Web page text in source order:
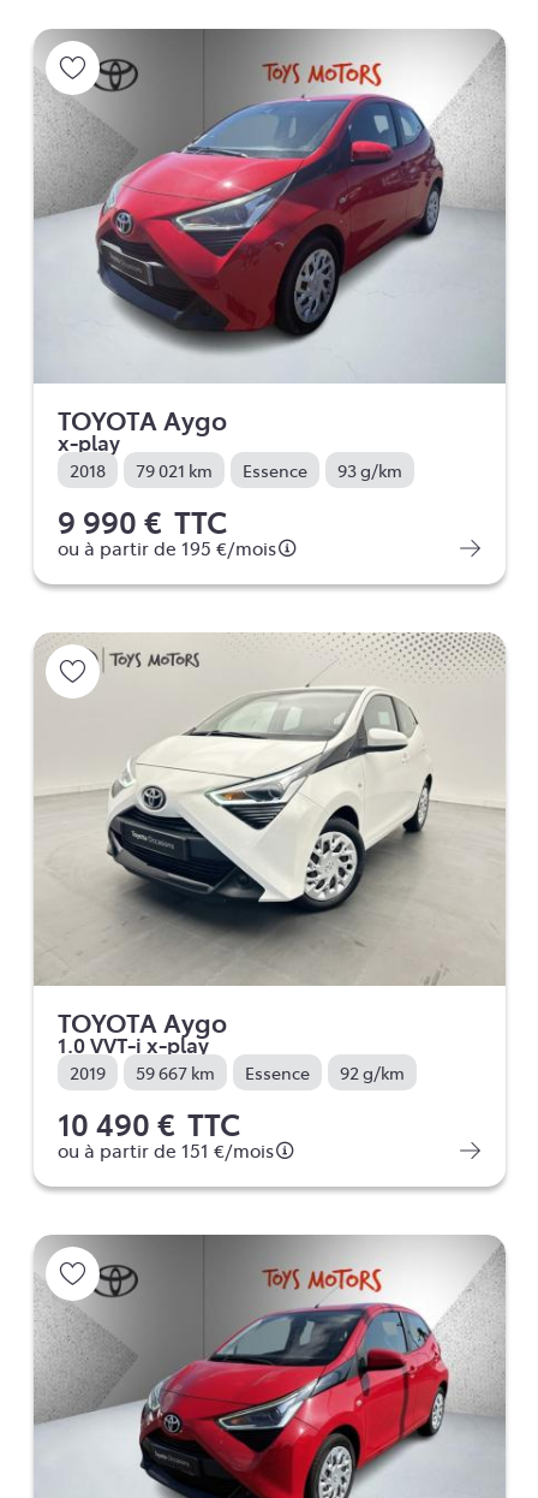
TOYOTA Aygo
x-play
2018 79 021 km Essence 93 g/km
9 990 € TTC
ou à partir de 195 €/mois
TOYOTA Aygo
1.0 VVT-i x-play
2019 59 667 km Essence 92 g/km
10 490 € TTC
ou à partir de 151 €/mois